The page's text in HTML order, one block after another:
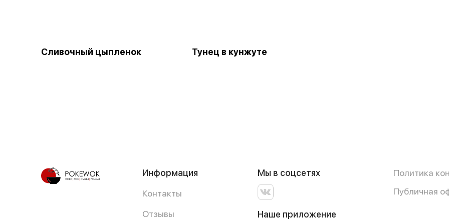
Сливочный цыпленок Тунец в кунжуте
Информация
Контакты
Отзывы
Мы в соцсетях
Наше приложение
Политика
Публичная